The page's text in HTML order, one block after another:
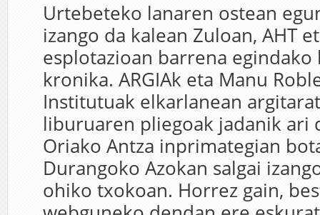
Urtebeteko lanaren ostean
izango da kalean Zuloan, AHT
esplotazioan barrena egindako
kronika. ARGIAk eta Manu
Institutuak elkarlanean
liburuaren pliegoak jadanik ari
Oriako Antza inprimategian
Durangoko Azokan salgai
ohiko txokoan. Horrez gain,